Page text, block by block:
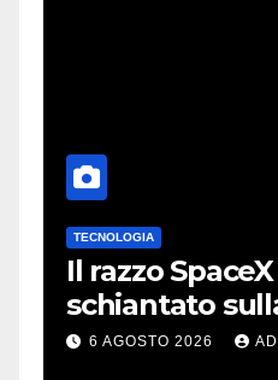
TECNOLOGIA
Il razzo
schiantato
video virali
6 AGOSTO 2026